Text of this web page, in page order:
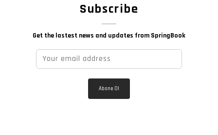
Subscribe
Get the lastest news and updates from SpringBook